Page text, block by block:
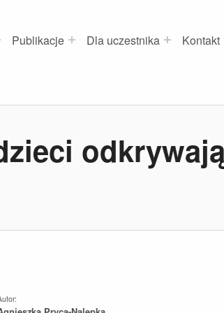
Publikacje Dla uczestnika Kontakt